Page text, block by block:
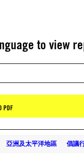
to view
PDF
亞洲及太平洋地區 倡議